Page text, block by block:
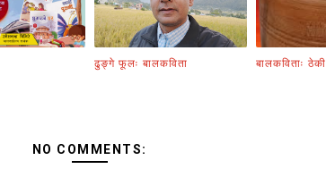
ढुङ्गे फूलः बालकविता बालकविताः ठेकी
NO COMMENTS: